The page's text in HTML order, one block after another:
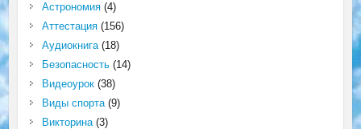
Астрономия(4)
Аттестация(156)
Аудиокнига(18)
Безопасность(14)
Видеоурок(38)
Виды спорта(9)
Викторина(3)